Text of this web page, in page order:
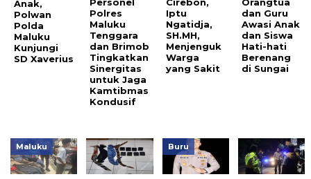
Anak,
Polwan
Polda
Maluku
Kunjungi
SD Xaverius
Polres
Maluku
Tenggara
dan Brimob
Tingkatkan
Sinergitas
untuk Jaga
Kamtibmas
Kondusif
Iptu
Ngatidja,
SH.MH,
Menjenguk
Warga
yang Sakit
dan Guru
Awasi Anak
dan Siswa
Hati-hati
Berenang
di Sungai
Maluku Buru